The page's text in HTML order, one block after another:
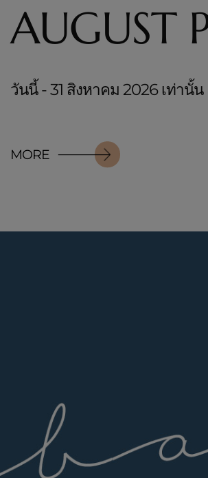
AUGUST
วันนี้ - 31 สิงหาคม 2026 เท่านั้น
MORE